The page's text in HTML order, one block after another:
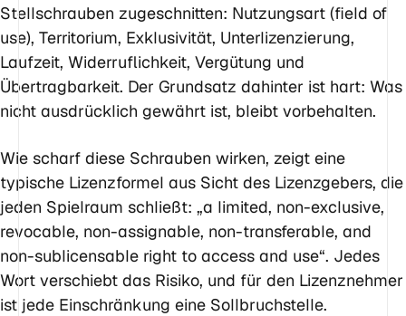
Stellschrauben zugeschnitten: Nutzungsart (field of
use), Territorium, Exklusivität, Unterlizenzierung,
Laufzeit, Widerruflichkeit, Vergütung und
Übertragbarkeit. Der Grundsatz dahinter ist hart: Was
nicht ausdrücklich gewährt ist, bleibt vorbehalten.
Wie scharf diese Schrauben wirken, zeigt eine
typische Lizenzformel aus Sicht des Lizenzgebers, die
jeden Spielraum schließt: „a limited, non-exclusive,
revocable, non-assignable, non-transferable, and
non-sublicensable right to access and use“. Jedes
Wort verschiebt das Risiko, und für den Lizenznehmer
ist jede Einschränkung eine Sollbruchstelle.